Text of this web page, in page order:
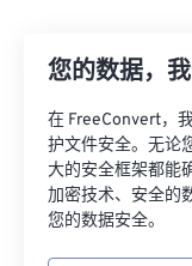
您的数据，
在 FreeConvert，
护文件安全。无论
大的安全框架都能
加密技术、安全的
您的数据安全。